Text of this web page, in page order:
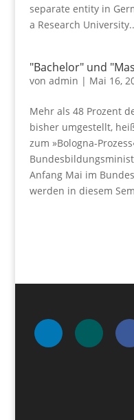
separate entity in
a Research
"Bachelor" und
von admin | Mai 16,
Mehr als 48 Prozent
bisher umgestellt,
zum »Bologna-
Anfang Mai im
werden in diesem